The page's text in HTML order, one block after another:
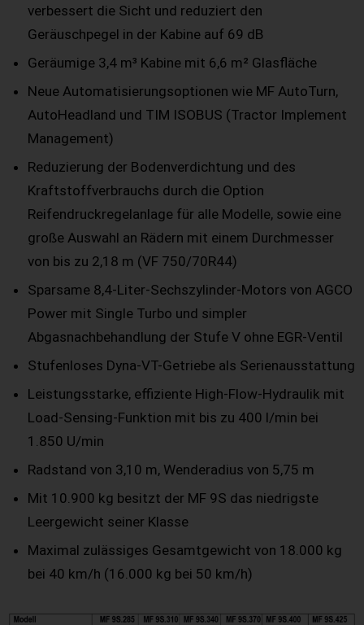
verbessert die Sicht und reduziert den
Geräuschpegel in der Kabine auf 69 dB
Geräumige 3,4 m³ Kabine mit 6,6 m² Glasfläche
Neue Automatisierungsoptionen wie MF AutoTurn,
AutoHeadland und TIM ISOBUS (Tractor Implement
Management)
Reduzierung der Bodenverdichtung und des
Kraftstoffverbrauchs durch die Option
Reifendruckregelanlage für alle Modelle, sowie eine
große Auswahl an Rädern mit einem Durchmesser
von bis zu 2,18 m (VF 750/70R44)
Sparsame 8,4-Liter-Sechszylinder-Motors von AGCO
Power mit Single Turbo und simpler
Abgasnachbehandlung der Stufe V ohne EGR-Ventil
Stufenloses Dyna-VT-Getriebe als Serienausstattung
Leistungsstarke, effiziente High-Flow-Hydraulik mit
Load-Sensing-Funktion mit bis zu 400 l/min bei
1.850 U/min
Radstand von 3,10 m, Wenderadius von 5,75 m
Mit 10.900 kg besitzt der MF 9S das niedrigste
Leergewicht seiner Klasse
Maximal zulässiges Gesamtgewicht von 18.000 kg
bei 40 km/h (16.000 kg bei 50 km/h)